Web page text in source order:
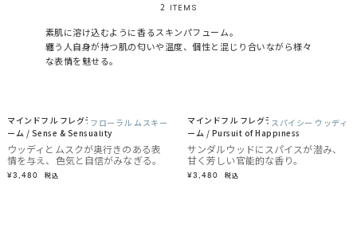
2 ITEMS
素肌に溶け込むように香るスキンパフューム。
纏う人自身が持つ肌の匂いや温度、個性と混じり合いながら様々
な表情を魅せる。
フローラル ムスキー
マインドフル フレグランス スキンパフュ
ーム / Sense & Sensuality
ウッディとムスクが奥行きのある表
情を与え、色気と自信がみなぎる。
¥3,480 税込
スパイシー ウッディ
マインドフル フレグランス スキンパフュ
ーム / Pursuit of Happiness
サンダルウッドにスパイスが潜み、
甘く芳しい官能的な香り。
¥3,480 税込